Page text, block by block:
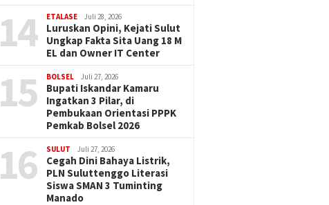
14 ETALASE Juli 28, 2026
Luruskan Opini, Kejati Sulut
Ungkap Fakta Sita Uang 18 M
EL dan Owner IT Center
15 BOLSEL Juli 27, 2026
Bupati Iskandar Kamaru
Ingatkan 3 Pilar, di
Pembukaan Orientasi PPPK
Pemkab Bolsel 2026
16 SULUT Juli 27, 2026
Cegah Dini Bahaya Listrik,
PLN Suluttenggo Literasi
Siswa SMAN 3 Tuminting
Manado